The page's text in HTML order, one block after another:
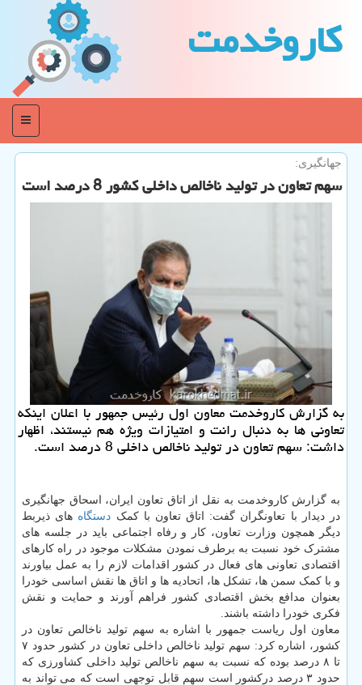
كاروخدمت
منو
جهانگیری:
سهم تعاون در تولید ناخالص داخلی كشور 8 درصد است
به گزارش كاروخدمت معاون اول رئیس جمهور با اعلان اینكه
تعاونی ها به دنبال رانت و امتیازات ویژه هم نیستند، اظهار
داشت: سهم تعاون در تولید ناخالص داخلی 8 درصد است.
به گزارش کاروخدمت به نقل از اتاق تعاون ایران، اسحاق جهانگیری
در دیدار با تعاونگران گفت: اتاق تعاون با کمک دستگاه های ذیربط
دیگر همچون وزارت تعاون، کار و رفاه اجتماعی باید در جلسه های
مشترک خود نسبت به برطرف نمودن مشکلات موجود در راه کارهای
اقتصادی تعاونی های فعال در کشور اقدامات لازم را به عمل بیاورند
و با کمک سمن ها، تشکل ها، اتحادیه ها و اتاق ها نقش اساسی خودرا
بعنوان مدافع بخش اقتصادی کشور فراهم آورند و حمایت و نقش
فکری خودرا داشته باشند.
معاون اول ریاست جمهور با اشاره به سهم تولید ناخالص تعاون در
کشور، اشاره کرد: سهم تولید ناخالص داخلی تعاون در کشور حدود ۷
تا ۸ درصد بوده که نسبت به سهم ناخالص تولید داخلی کشاورزی که
حدود ۳ درصد درکشور است سهم قابل توجهی است که می تواند به